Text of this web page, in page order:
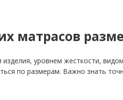
матрасов
уровнем жесткости,
по размерам. Важно знать